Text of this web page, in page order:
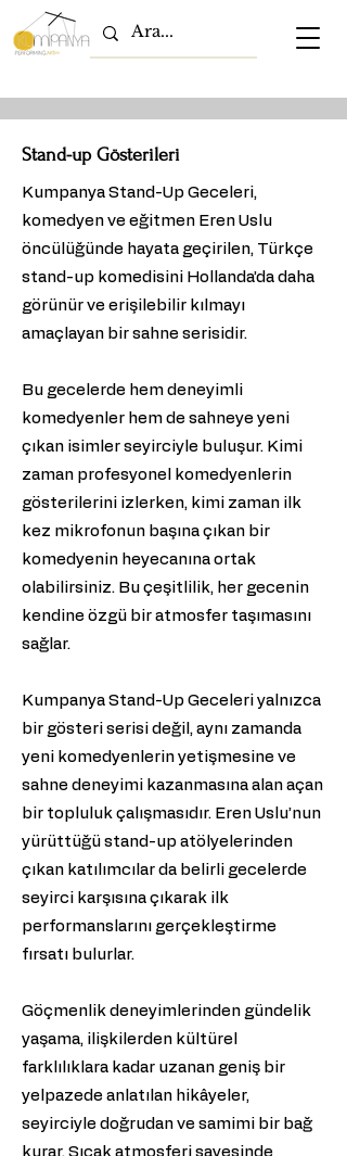
Stand-up Gösterileri
Kumpanya Stand-Up Geceleri,
komedyen ve eğitmen Eren Uslu
öncülüğünde hayata geçirilen, Türkçe
stand-up komedisini Hollanda’da daha
görünür ve erişilebilir kılmayı
amaçlayan bir sahne serisidir.
Bu gecelerde hem deneyimli
komedyenler hem de sahneye yeni
çıkan isimler seyirciyle buluşur. Kimi
zaman profesyonel komedyenlerin
gösterilerini izlerken, kimi zaman ilk
kez mikrofonun başına çıkan bir
komedyenin heyecanına ortak
olabilirsiniz. Bu çeşitlilik, her gecenin
kendine özgü bir atmosfer taşımasını
sağlar.
Kumpanya Stand-Up Geceleri yalnızca
bir gösteri serisi değil, aynı zamanda
yeni komedyenlerin yetişmesine ve
sahne deneyimi kazanmasına alan açan
bir topluluk çalışmasıdır. Eren Uslu’nun
yürüttüğü stand-up atölyelerinden
çıkan katılımcılar da belirli gecelerde
seyirci karşısına çıkarak ilk
performanslarını gerçekleştirme
fırsatı bulurlar.
Göçmenlik deneyimlerinden gündelik
yaşama, ilişkilerden kültürel
farklılıklara kadar uzanan geniş bir
yelpazede anlatılan hikâyeler,
seyirciyle doğrudan ve samimi bir bağ
kurar. Sıcak atmosferi sayesinde